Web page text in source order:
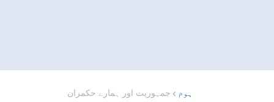
ہوم جمہوریت اور ہمارے حکمران